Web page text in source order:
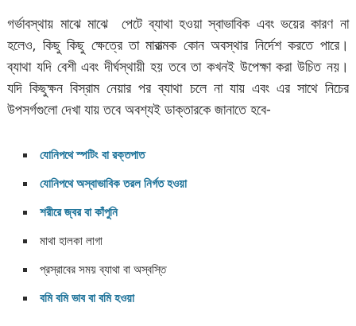
গর্ভাবস্থায় মাঝে মাঝে পেটে ব্যাথা হওয়া স্বাভাবিক এবং ভয়ের কারণ না
হলেও, কিছু কিছু ক্ষেত্রে তা মারাত্মক কোন অবস্থার নির্দেশ করতে পারে।
ব্যাথা যদি বেশী এবং দীর্ঘস্থায়ী হয় তবে তা কখনই উপেক্ষা করা উচিত নয়।
যদি কিছুক্ষন বিস্রাম নেয়ার পর ব্যাথা চলে না যায় এবং এর সাথে নিচের
উপসর্গগুলো দেখা যায় তবে অবশ্যই ডাক্তারকে জানাতে হবে-
যোনিপথে স্পটিং বা রক্তপাত
যোনিপথে অস্বাভাবিক তরল নির্গত হওয়া
শরীরে জ্বর বা কাঁপুনি
মাথা হালকা লাগা
প্রস্রাবের সময় ব্যাথা বা অস্বস্তি
বমি বমি ভাব বা বমি হওয়া